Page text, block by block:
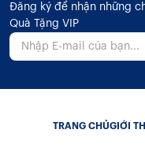
Đăng ký để nhận những
Quà Tặng VIP
TRANG CHỦGIỚI